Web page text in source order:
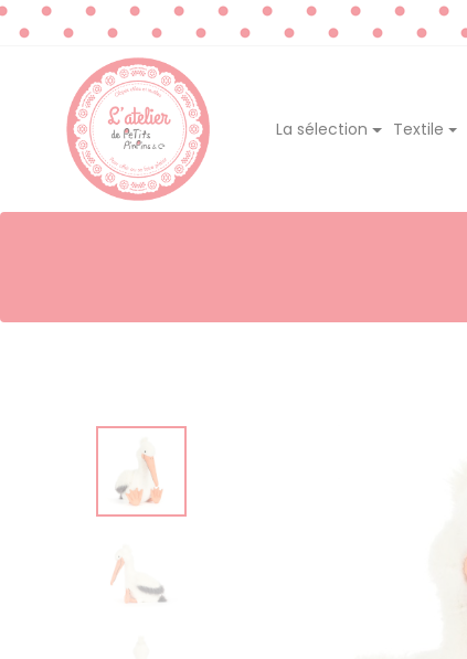
La sélection Textile